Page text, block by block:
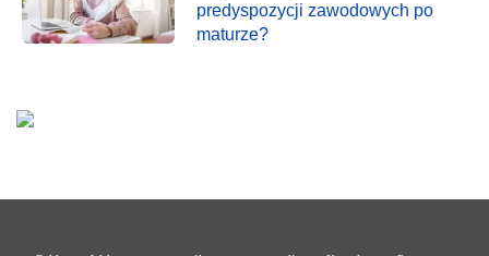
predyspozycji zawodowych po
maturze?